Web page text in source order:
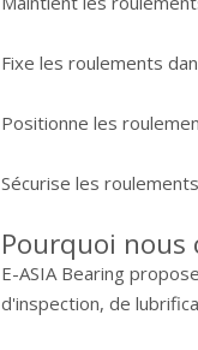
Fixe les roulements
Positionne les
Sécurise les
Pourquoi nous
E-ASIA Bearing
d'inspection, de